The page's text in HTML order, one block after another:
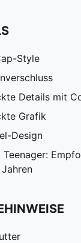
Style
Details mit
Grafik
Design
Teenager: